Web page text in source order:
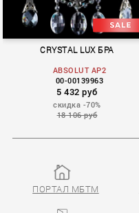
Absolut
CRYSTAL LUX БРА
ABSOLUT AP2
00-00139963
5 432 руб
скидка -70%
18 106 руб
ПОРТАЛ МБТМ